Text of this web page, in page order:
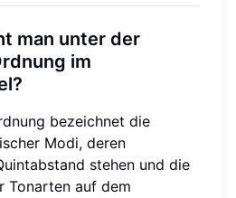
man unter der
im
bezeichnet die
Modi, deren
stehen und die
Tonarten auf dem